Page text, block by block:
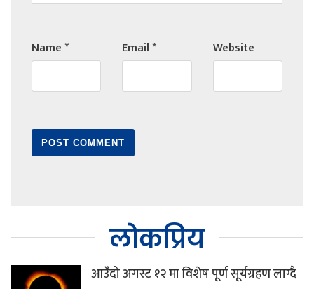
Name* Email* Website
लोकप्रिय
आउँदो अगस्ट १२ मा विशेष पूर्ण सूर्यग्रहण लाग्दै